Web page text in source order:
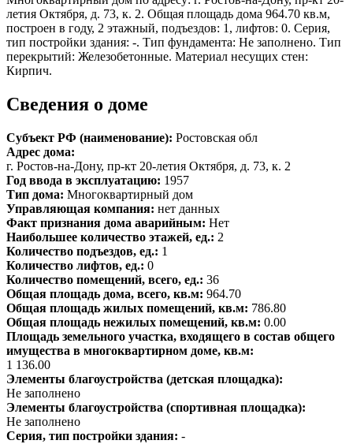
летия Октября, д. 73, к. 2. Общая площадь дома 964.70 кв.м,
построен в году, 2 этажный, подъездов: 1, лифтов: 0. Серия,
тип постройки здания: -. Тип фундамента: Не заполнено. Тип
перекрытий: Железобетонные. Материал несущих стен:
Кирпич.
Сведения о доме
Субъект РФ (наименование): Ростовская обл
Адрес дома:
г. Ростов-на-Дону, пр-кт 20-летия Октября, д. 73, к. 2
Год ввода в эксплуатацию: 1957
Тип дома: Многоквартирный дом
Управляющая компания: нет данных
Факт признания дома аварийным: Нет
Наибольшее количество этажей, ед.: 2
Количество подъездов, ед.: 1
Количество лифтов, ед.: 0
Количество помещений, всего, ед.: 36
Общая площадь дома, всего, кв.м: 964.70
Общая площадь жилых помещений, кв.м: 786.80
Общая площадь нежилых помещений, кв.м: 0.00
Площадь земельного участка, входящего в состав общего
имущества в многоквартирном доме, кв.м:
1 136.00
Элементы благоустройства (детская площадка):
Не заполнено
Элементы благоустройства (спортивная площадка):
Не заполнено
Серия, тип постройки здания: -